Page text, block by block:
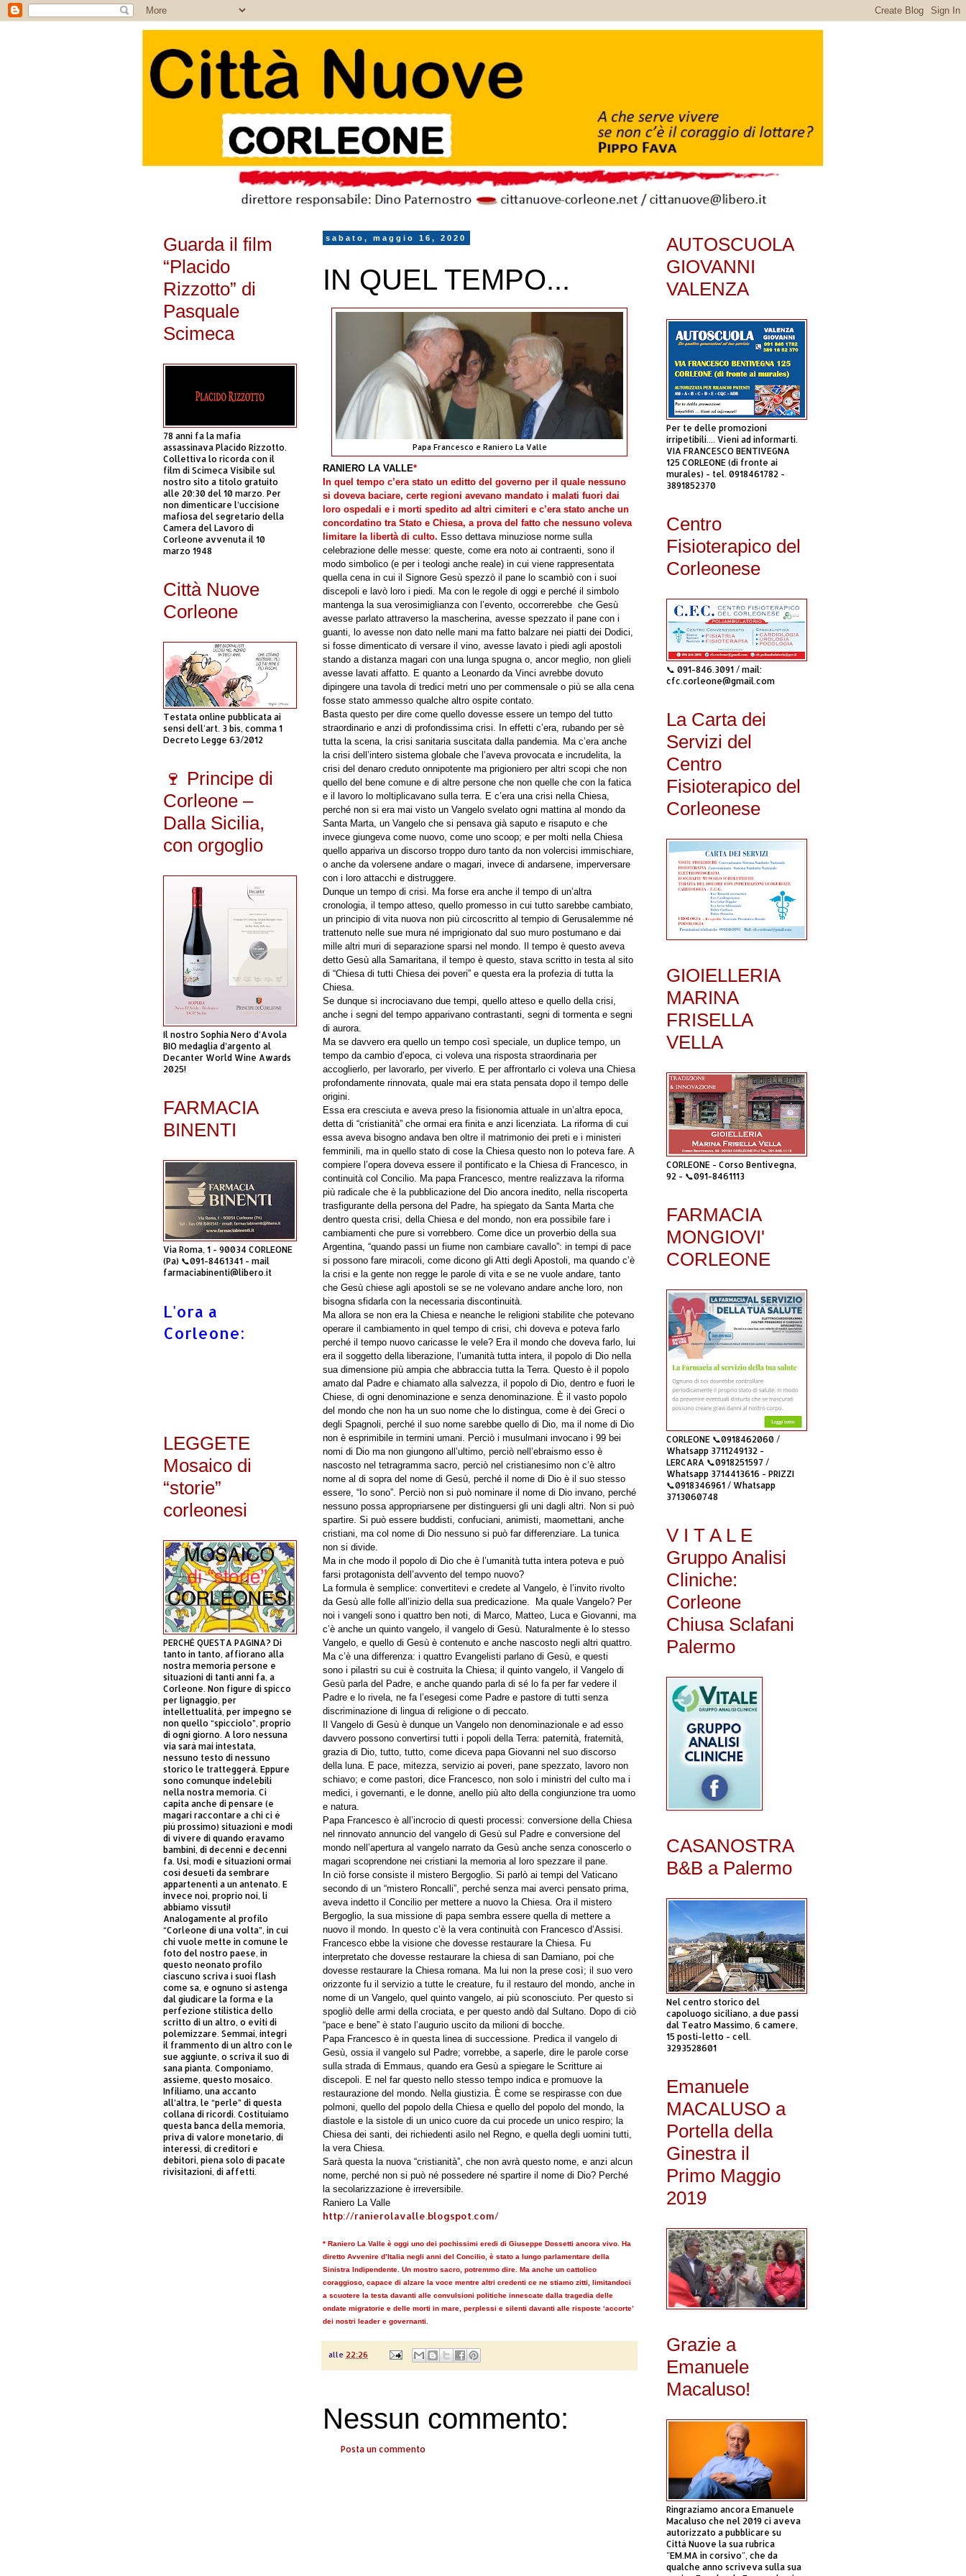
sabato, maggio 16, 2020
IN QUEL TEMPO...
Papa Francesco e Raniero La Valle
RANIERO LA VALLE*
In quel tempo c’era stato un editto del governo per il quale nessuno
si doveva baciare, certe regioni avevano mandato i malati fuori dai
loro ospedali e i morti spedito ad altri cimiteri e c’era stato anche un
concordatino tra Stato e Chiesa, a prova del fatto che nessuno voleva
limitare la libertà di culto. Esso dettava minuziose norme sulla
celebrazione delle messe: queste, come era noto ai contraenti, sono il
modo simbolico (e per i teologi anche reale) in cui viene rappresentata
quella cena in cui il Signore Gesù spezzò il pane lo scambiò con i suoi
discepoli e lavò loro i piedi. Ma con le regole di oggi e perché il simbolo
mantenga la sua verosimiglianza con l’evento, occorrerebbe che Gesù
avesse parlato attraverso la mascherina, avesse spezzato il pane con i
guanti, lo avesse non dato nelle mani ma fatto balzare nei piatti dei Dodici,
si fosse dimenticato di versare il vino, avesse lavato i piedi agli apostoli
stando a distanza magari con una lunga spugna o, ancor meglio, non glieli
avesse lavati affatto. E quanto a Leonardo da Vinci avrebbe dovuto
dipingere una tavola di tredici metri uno per commensale o più se alla cena
fosse stato ammesso qualche altro ospite contato.
Basta questo per dire come quello dovesse essere un tempo del tutto
straordinario e anzi di profondissima crisi. In effetti c’era, rubando per sè
tutta la scena, la crisi sanitaria suscitata dalla pandemia. Ma c’era anche
la crisi dell’intero sistema globale che l’aveva provocata e incrudelita, la
crisi del denaro creduto onnipotente ma prigioniero per altri scopi che non
quello del bene comune e di altre persone che non quelle che con la fatica
e il lavoro lo moltiplicavano sulla terra. E c’era una crisi nella Chiesa,
perché non si era mai visto un Vangelo svelato ogni mattina al mondo da
Santa Marta, un Vangelo che si pensava già saputo e risaputo e che
invece giungeva come nuovo, come uno scoop; e per molti nella Chiesa
quello appariva un discorso troppo duro tanto da non volercisi immischiare,
o anche da volersene andare o magari, invece di andarsene, imperversare
con i loro attacchi e distruggere.
Dunque un tempo di crisi. Ma forse era anche il tempo di un’altra
cronologia, il tempo atteso, quello promesso in cui tutto sarebbe cambiato,
un principio di vita nuova non più circoscritto al tempio di Gerusalemme né
trattenuto nelle sue mura né imprigionato dal suo muro postumano e dai
mille altri muri di separazione sparsi nel mondo. Il tempo è questo aveva
detto Gesù alla Samaritana, il tempo è questo, stava scritto in testa al sito
di “Chiesa di tutti Chiesa dei poveri” e questa era la profezia di tutta la
Chiesa.
Se dunque si incrociavano due tempi, quello atteso e quello della crisi,
anche i segni del tempo apparivano contrastanti, segni di tormenta e segni
di aurora.
Ma se davvero era quello un tempo così speciale, un duplice tempo, un
tempo da cambio d’epoca, ci voleva una risposta straordinaria per
accoglierlo, per lavorarlo, per viverlo. E per affrontarlo ci voleva una Chiesa
profondamente rinnovata, quale mai era stata pensata dopo il tempo delle
origini.
Essa era cresciuta e aveva preso la fisionomia attuale in un’altra epoca,
detta di “cristianità” che ormai era finita e anzi licenziata. La riforma di cui
essa aveva bisogno andava ben oltre il matrimonio dei preti e i ministeri
femminili, ma in quello stato di cose la Chiesa questo non lo poteva fare. A
compiere l’opera doveva essere il pontificato e la Chiesa di Francesco, in
continuità col Concilio. Ma papa Francesco, mentre realizzava la riforma
più radicale che è la pubblicazione del Dio ancora inedito, nella riscoperta
trasfigurante della persona del Padre, ha spiegato da Santa Marta che
dentro questa crisi, della Chiesa e del mondo, non era possibile fare i
cambiamenti che pure si vorrebbero. Come dice un proverbio della sua
Argentina, “quando passi un fiume non cambiare cavallo”: in tempi di pace
si possono fare miracoli, come dicono gli Atti degli Apostoli, ma quando c’è
la crisi e la gente non regge le parole di vita e se ne vuole andare, tanto
che Gesù chiese agli apostoli se se ne volevano andare anche loro, non
bisogna sfidarla con la necessaria discontinuità.
Ma allora se non era la Chiesa e neanche le religioni stabilite che potevano
operare il cambiamento in quel tempo di crisi, chi doveva e poteva farlo
perché il tempo nuovo caricasse le vele? Era il mondo che doveva farlo, lui
era il soggetto della liberazione, l’umanità tutta intera, il popolo di Dio nella
sua dimensione più ampia che abbraccia tutta la Terra. Questo è il popolo
amato dal Padre e chiamato alla salvezza, il popolo di Dio, dentro e fuori le
Chiese, di ogni denominazione e senza denominazione. È il vasto popolo
del mondo che non ha un suo nome che lo distingua, come è dei Greci o
degli Spagnoli, perché il suo nome sarebbe quello di Dio, ma il nome di Dio
non è esprimibile in termini umani. Perciò i musulmani invocano i 99 bei
nomi di Dio ma non giungono all’ultimo, perciò nell’ebraismo esso è
nascosto nel tetragramma sacro, perciò nel cristianesimo non c’è altro
nome al di sopra del nome di Gesù, perché il nome di Dio è il suo stesso
essere, “Io sono”. Perciò non si può nominare il nome di Dio invano, perché
nessuno possa appropriarsene per distinguersi gli uni dagli altri. Non si può
spartire. Si può essere buddisti, confuciani, animisti, maomettani, anche
cristiani, ma col nome di Dio nessuno si può far differenziare. La tunica
non si divide.
Ma in che modo il popolo di Dio che è l’umanità tutta intera poteva e può
farsi protagonista dell’avvento del tempo nuovo?
La formula è semplice: convertitevi e credete al Vangelo, è l’invito rivolto
da Gesù alle folle all’inizio della sua predicazione. Ma quale Vangelo? Per
noi i vangeli sono i quattro ben noti, di Marco, Matteo, Luca e Giovanni, ma
c’è anche un quinto vangelo, il vangelo di Gesù. Naturalmente è lo stesso
Vangelo, e quello di Gesù è contenuto e anche nascosto negli altri quattro.
Ma c’è una differenza: i quattro Evangelisti parlano di Gesù, e questi
sono i pilastri su cui è costruita la Chiesa; il quinto vangelo, il Vangelo di
Gesù parla del Padre, e anche quando parla di sé lo fa per far vedere il
Padre e lo rivela, ne fa l’esegesi come Padre e pastore di tutti senza
discriminazione di lingua di religione o di peccato.
Il Vangelo di Gesù è dunque un Vangelo non denominazionale e ad esso
davvero possono convertirsi tutti i popoli della Terra: paternità, fraternità,
grazia di Dio, tutto, tutto, come diceva papa Giovanni nel suo discorso
della luna. E pace, mitezza, servizio ai poveri, pane spezzato, lavoro non
schiavo; e come pastori, dice Francesco, non solo i ministri del culto ma i
medici, i governanti, e le donne, anello più alto della congiunzione tra uomo
e natura.
Papa Francesco è all’incrocio di questi processi: conversione della Chiesa
nel rinnovato annuncio del vangelo di Gesù sul Padre e conversione del
mondo nell’apertura al vangelo narrato da Gesù anche senza conoscerlo o
magari scoprendone nei cristiani la memoria al loro spezzare il pane.
In ciò forse consiste il mistero Bergoglio. Si parlò ai tempi del Vaticano
secondo di un “mistero Roncalli”, perché senza mai averci pensato prima,
aveva indetto il Concilio per mettere a nuovo la Chiesa. Ora il mistero
Bergoglio, la sua missione di papa sembra essere quella di mettere a
nuovo il mondo. In questo c’è la vera continuità con Francesco d’Assisi.
Francesco ebbe la visione che dovesse restaurare la Chiesa. Fu
interpretato che dovesse restaurare la chiesa di san Damiano, poi che
dovesse restaurare la Chiesa romana. Ma lui non la prese così; il suo vero
orizzonte fu il servizio a tutte le creature, fu il restauro del mondo, anche in
nome di un Vangelo, quel quinto vangelo, ai più sconosciuto. Per questo si
spogliò delle armi della crociata, e per questo andò dal Sultano. Dopo di ciò
“pace e bene” è stato l’augurio uscito da milioni di bocche.
Papa Francesco è in questa linea di successione. Predica il vangelo di
Gesù, ossia il vangelo sul Padre; vorrebbe, a saperle, dire le parole corse
sulla strada di Emmaus, quando era Gesù a spiegare le Scritture ai
discepoli. E nel far questo nello stesso tempo indica e promuove la
restaurazione del mondo. Nella giustizia. È come se respirasse con due
polmoni, quello del popolo della Chiesa e quello del popolo del mondo, la
diastole e la sistole di un unico cuore da cui procede un unico respiro; la
Chiesa dei santi, dei richiedenti asilo nel Regno, e quella degli uomini tutti,
la vera Chiesa.
Sarà questa la nuova “cristianità”, che non avrà questo nome, e anzi alcun
nome, perché non si può né possedere né spartire il nome di Dio? Perché
la secolarizzazione è irreversibile.
Raniero La Valle
http://ranierolavalle.blogspot.com/
* Raniero La Valle è oggi uno dei pochissimi eredi di Giuseppe Dossetti ancora vivo. Ha
diretto Avvenire d’Italia negli anni del Concilio, è stato a lungo parlamentare della
Sinistra Indipendente. Un mostro sacro, potremmo dire. Ma anche un cattolico
coraggioso, capace di alzare la voce mentre altri credenti ce ne stiamo zitti, limitandoci
a scuotere la testa davanti alle convulsioni politiche innescate dalla tragedia delle
ondate migratorie e delle morti in mare, perplessi e silenti davanti alle risposte ‘accorte’
dei nostri leader e governanti.
alle 22:26
Nessun commento:
Posta un commento
Guarda il film
“Placido
Rizzotto” di
Pasquale
Scimeca
78 anni fa la mafia
assassinava Placido Rizzotto.
Collettiva lo ricorda con il
film di Scimeca Visibile sul
nostro sito a titolo gratuito
alle 20:30 del 10 marzo. Per
non dimenticare l’uccisione
mafiosa del segretario della
Camera del Lavoro di
Corleone avvenuta il 10
marzo 1948
Città Nuove
Corleone
Testata online pubblicata ai
sensi dell'art. 3 bis, comma 1
Decreto Legge 63/2012
🍷 Principe di
Corleone –
Dalla Sicilia,
con orgoglio
Il nostro Sophia Nero d’Avola
BIO medaglia d’argento al
Decanter World Wine Awards
2025!
FARMACIA
BINENTI
Via Roma, 1 - 90034 CORLEONE
(Pa) 📞091-8461341 - mail
farmaciabinenti@libero.it
L'ora a
Corleone:
LEGGETE
Mosaico di
“storie”
corleonesi
PERCHÈ QUESTA PAGINA? Di
tanto in tanto, affiorano alla
nostra memoria persone e
situazioni di tanti anni fa, a
Corleone. Non figure di spicco
per lignaggio, per
intellettualità, per impegno se
non quello “spicciolo”, proprio
di ogni giorno. A loro nessuna
via sarà mai intestata,
nessuno testo di nessuno
storico le tratteggerà. Eppure
sono comunque indelebili
nella nostra memoria. Ci
capita anche di pensare (e
magari raccontare a chi ci è
più prossimo) situazioni e modi
di vivere di quando eravamo
bambini, di decenni e decenni
fa. Usi, modi e situazioni ormai
così desueti da sembrare
appartenenti a un antenato. E
invece noi, proprio noi, li
abbiamo vissuti!
Analogamente al profilo
“Corleone di una volta”, in cui
chi vuole mette in comune le
foto del nostro paese, in
questo neonato profilo
ciascuno scriva i suoi flash
come sa, e ognuno si astenga
dal giudicare la forma e la
perfezione stilistica dello
scritto di un altro, o eviti di
polemizzare. Semmai, integri
il frammento di un altro con le
sue aggiunte, o scriva il suo di
sana pianta. Componiamo,
assieme, questo mosaico.
Infiliamo, una accanto
all’altra, le “perle” di questa
collana di ricordi. Costituiamo
questa banca della memoria,
priva di valore monetario, di
interessi, di creditori e
debitori, piena solo di pacate
rivisitazioni, di affetti.
AUTOSCUOLA
GIOVANNI
VALENZA
Per te delle promozioni
irripetibili.... Vieni ad informarti.
VIA FRANCESCO BENTIVEGNA
125 CORLEONE (di fronte ai
murales) - tel. 0918461782 -
3891852370
Centro
Fisioterapico del
Corleonese
📞 091-846.3091 / mail:
cfc.corleone@gmail.com
La Carta dei
Servizi del
Centro
Fisioterapico del
Corleonese
GIOIELLERIA
MARINA
FRISELLA
VELLA
CORLEONE - Corso Bentivegna,
92 - 📞091-8461113
FARMACIA
MONGIOVI'
CORLEONE
CORLEONE 📞0918462060 /
Whatsapp 3711249132 -
LERCARA 📞0918251597 /
Whatsapp 3714413616 - PRIZZI
📞0918346961 / Whatsapp
3713060748
V I T A L E
Gruppo Analisi
Cliniche:
Corleone
Chiusa Sclafani
Palermo
CASANOSTRA
B&B a Palermo
Nel centro storico del
capoluogo siciliano, a due passi
dal Teatro Massimo, 6 camere,
15 posti-letto - cell.
3293528601
Emanuele
MACALUSO a
Portella della
Ginestra il
Primo Maggio
2019
Grazie a
Emanuele
Macaluso!
Ringraziamo ancora Emanuele
Macaluso che nel 2019 ci aveva
autorizzato a pubblicare su
Città Nuove la sua rubrica
"EM.MA in corsivo", che da
qualche anno scriveva sulla sua